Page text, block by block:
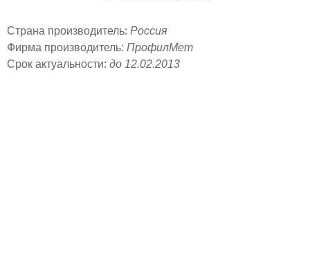
Страна производитель: Россия
Фирма производитель: ПрофилМет
Срок актуальности: до 12.02.2013